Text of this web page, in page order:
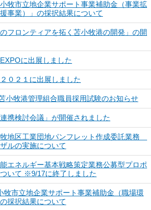
牧市立地企業サポート事業補助金（事業拡
事業）」の採択結果について
フロンティアを拓く苫小牧港の開発」の開
に出展しました
０２１に出展しました
小牧港管理組合職員採用試験のお知らせ
連携検討会議」が開催されました
地区工業団地パンフレット作成委託業務
ルの実施について
エネルギー基本戦略策定業務公募型プロポ
いて ※9/17に終了しました
牧市立地企業サポート事業補助金（職場環
採択結果について